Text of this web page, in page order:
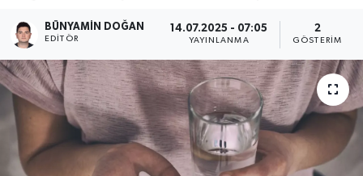
BÜNYAMIN DOĞAN
EDITÖR
14.07.2025 - 07:05
YAYINLANMA
2
GÖSTERIM
Dünya
Eğitim
Ekonomi
Emet